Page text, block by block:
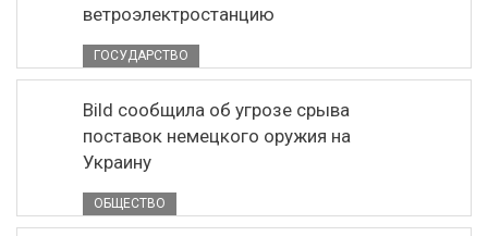
ветроэлектростанцию
ГОСУДАРСТВО
Bild сообщила об угрозе срыва
поставок немецкого оружия на
Украину
ОБЩЕСТВО